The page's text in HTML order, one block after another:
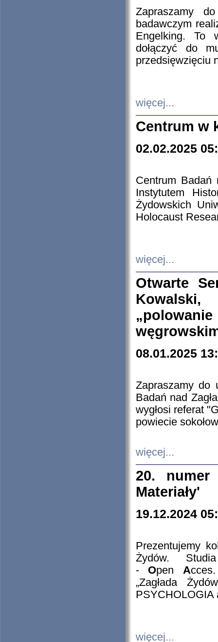
Zapraszamy
badawczym
Engelking. To
dołączyć do
przedsięwzięciu
więcej...
Centrum w
02.02.2025
Centrum Badań
Instytutem
Żydowskich
Holocaust
więcej...
Otwarte
08.01.2025
Zapraszamy do
Badań nad
wygłosi referat
powiecie
więcej...
20. numer
Materiały'
19.12.2024
Prezentujemy
Żydów.
- Open A
„Zagłada
PSYCHOLOGIA
więcej...